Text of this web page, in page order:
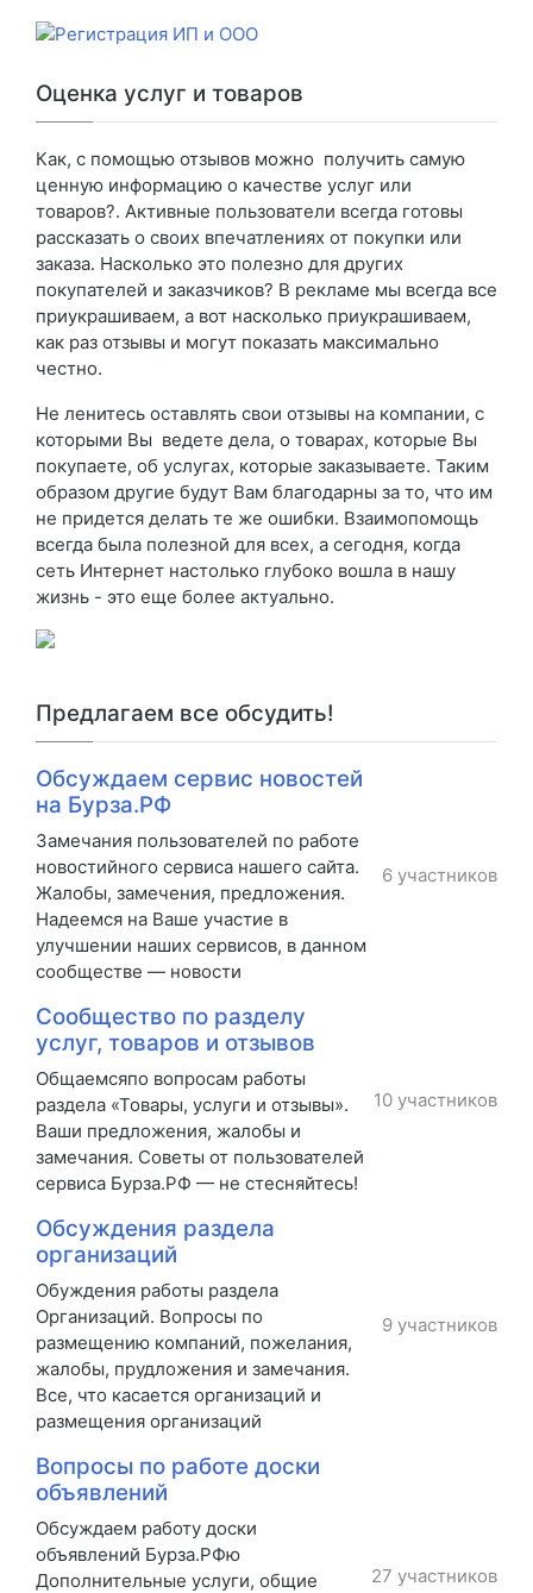
Оценка услуг и товаров
Как, с помощью отзывов можно получить самую
ценную информацию о качестве услуг или
товаров?. Активные пользователи всегда готовы
рассказать о своих впечатлениях от покупки или
заказа. Насколько это полезно для других
покупателей и заказчиков? В рекламе мы всегда все
приукрашиваем, а вот насколько приукрашиваем,
как раз отзывы и могут показать максимально
честно.
Не ленитесь оставлять свои отзывы на компании, с
которыми Вы ведете дела, о товарах, которые Вы
покупаете, об услугах, которые заказываете. Таким
образом другие будут Вам благодарны за то, что им
не придется делать те же ошибки. Взаимопомощь
всегда была полезной для всех, а сегодня, когда
сеть Интернет настолько глубоко вошла в нашу
жизнь - это еще более актуально.
Предлагаем все обсудить!
Обсуждаем сервис новостей
на Бурза.РФ
Замечания пользователей по работе
новостийного сервиса нашего сайта.
Жалобы, замечения, предложения.
Надеемся на Ваше участие в
улучшении наших сервисов, в данном
сообществе — новости
6 участников
Сообщество по разделу
услуг, товаров и отзывов
Общаемсяпо вопросам работы
раздела «Товары, услуги и отзывы».
Ваши предложения, жалобы и
замечания. Советы от пользователей
сервиса Бурза.РФ — не стесняйтесь!
10 участников
Обсуждения раздела
организаций
Обуждения работы раздела
Организаций. Вопросы по
размещению компаний, пожелания,
жалобы, прудложения и замечания.
Все, что касается организаций и
размещения организаций
9 участников
Вопросы по работе доски
объявлений
Обсуждаем работу доски
объявлений Бурза.РФю
Дополнительные услуги, общие
27 участников